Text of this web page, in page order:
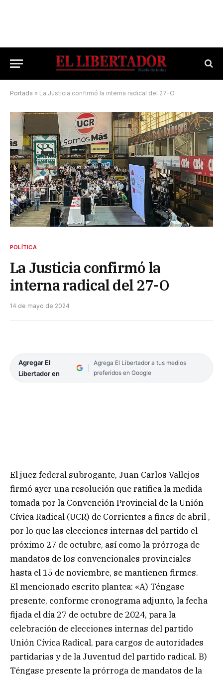
Portada » La Justicia confirmó la interna radical del 27-O
POLÍTICA
La Justicia confirmó la
interna radical del 27-O
14 de mayo de 2024
Agregar El
Libertador en
Agrega El Libertador a tus medios
preferidos en Google
El juez federal subrogante, Juan Carlos Vallejos
firmó ayer una resolución que ratifica la medida
tomada por la Convención Provincial de la Unión
Cívica Radical (UCR) de Corrientes a fines de abril ,
por lo que las elecciones internas del partido el
próximo 27 de octubre, así como la prórroga de
mandatos de los convencionales provinciales
hasta el 15 de noviembre, se mantienen firmes.
El mencionado escrito plantea: «A) Téngase
presente, conforme cronograma adjunto, la fecha
fijada el día 27 de octubre de 2024, para la
celebración de elecciones internas del partido
Unión Cívica Radical, para cargos de autoridades
partidarias y de la Juventud del partido radical. B)
Téngase presente la prórroga de mandatos de la